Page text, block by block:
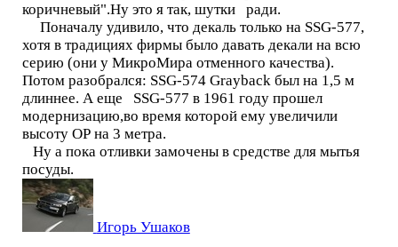
коричневый".Ну это я так, шутки ради.
Поначалу удивило, что декаль только на SSG-577,
хотя в традициях фирмы было давать декали на всю
серию (они у МикроМира отменного качества).
Потом разобрался: SSG-574 Grayback был на 1,5 м
длиннее. А еще SSG-577 в 1961 году прошел
модернизацию,во время которой ему увеличили
высоту ОР на 3 метра.
Ну а пока отливки замочены в средстве для мытья
посуды.
Игорь Ушаков